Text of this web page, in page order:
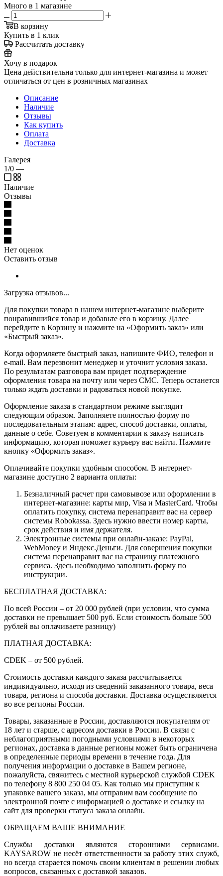
Много в 1 магазине
В корзину
Купить в 1 клик
Рассчитать доставку
Хочу в подарок
Цена действительна только для интернет-магазина и может
отличаться от цен в розничных магазинах
Описание
Наличие
Отзывы
Как купить
Оплата
Доставка
Галерея
1/0 —
Наличие
Отзывы
Нет оценок
Оставить отзыв
Загрузка отзывов...
Для покупки товара в нашем интернет-магазине выберите
понравившийся товар и добавьте его в корзину. Далее
перейдите в Корзину и нажмите на «Оформить заказ» или
«Быстрый заказ».
Когда оформляете быстрый заказ, напишите ФИО, телефон и
e-mail. Вам перезвонит менеджер и уточнит условия заказа.
По результатам разговора вам придет подтверждение
оформления товара на почту или через СМС. Теперь останется
только ждать доставки и радоваться новой покупке.
Оформление заказа в стандартном режиме выглядит
следующим образом. Заполняете полностью форму по
последовательным этапам: адрес, способ доставки, оплаты,
данные о себе. Советуем в комментарии к заказу написать
информацию, которая поможет курьеру вас найти. Нажмите
кнопку «Оформить заказ».
Оплачивайте покупки удобным способом. В интернет-
магазине доступно 2 варианта оплаты:
Безналичный расчет при самовывозе или оформлении в
интернет-магазине: карты мир, Visa и MasterCard. Чтобы
оплатить покупку, система перенаправит вас на сервер
системы Robokassa. Здесь нужно ввести номер карты,
срок действия и имя держателя.
Электронные системы при онлайн-заказе: PayPal,
WebMoney и Яндекс.Деньги. Для совершения покупки
система перенаправит вас на страницу платежного
сервиса. Здесь необходимо заполнить форму по
инструкции.
БЕСПЛАТНАЯ ДОСТАВКА:
По всей России – от 20 000 рублей (при условии, что сумма
доставки не превышает 500 руб. Если стоимость больше 500
рублей вы оплачиваете разницу)
ПЛАТНАЯ ДОСТАВКА:
CDEK – от 500 рублей.
Стоимость доставки каждого заказа рассчитывается
индивидуально, исходя из сведений заказанного товара, веса
товара, региона и способа доставки. Доставка осуществляется
во все регионы России.
Товары, заказанные в России, доставляются покупателям от
18 лет и старше, с адресом доставки в России. В связи с
неблагоприятными погодными условиями в некоторых
регионах, доставка в данные регионы может быть ограничена
в определенные периоды времени в течение года. Для
получения информации о доставке в Вашем регионе,
пожалуйста, свяжитесь с местной курьерской службой CDEK
по телефону 8 800 250 04 05. Как только мы приступим к
упаковке вашего заказа, мы отправим вам сообщение по
электронной почте с информацией о доставке и ссылку на
сайт для проверки статуса заказа онлайн.
ОБРАЩАЕМ ВАШЕ ВНИМАНИЕ
Службы доставки являются сторонними сервисами.
KAYSAROW не несёт ответственности за работу этих служб,
но всегда старается помочь своим клиентам в решении любых
вопросов, связанных с доставкой заказов.